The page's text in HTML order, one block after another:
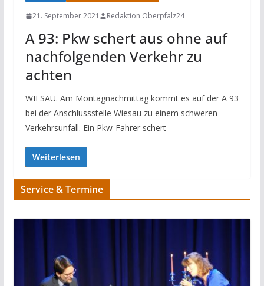
21. September 2021 Redaktion Oberpfalz24
A 93: Pkw schert aus ohne auf
nachfolgenden Verkehr zu
achten
WIESAU. Am Montagnachmittag kommt es auf der A 93
bei der Anschlussstelle Wiesau zu einem schweren
Verkehrsunfall. Ein Pkw-Fahrer schert
Weiterlesen
Service & Termine